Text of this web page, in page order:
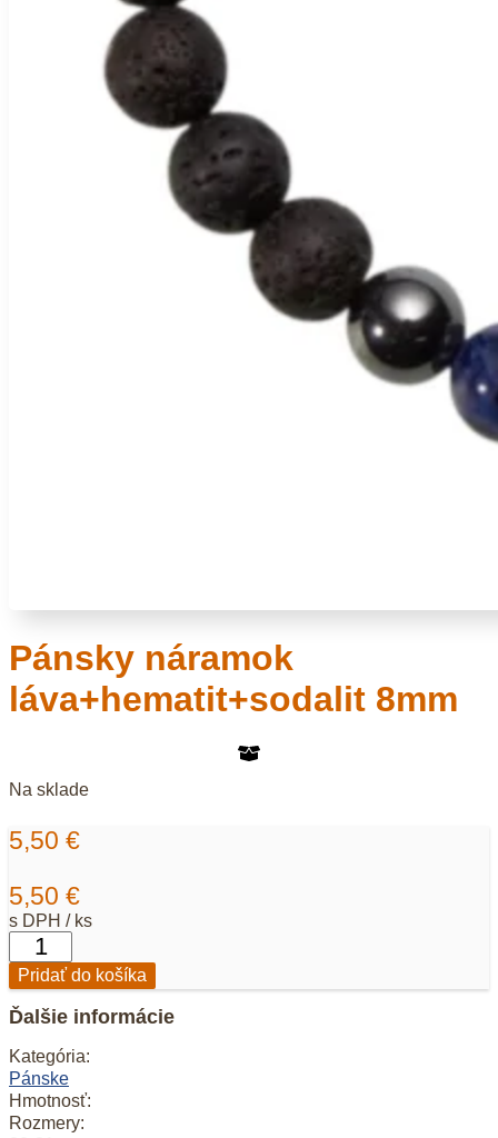
Pánsky náramok
láva+hematit+sodalit 8mm
Na sklade
5,50 €
5,50 €
s DPH / ks
množstvo
Pánsky
náramok
8mm
Pridať do košíka
Ďalšie informácie
Kategória:
Pánske
Hmotnosť:
Rozmery: